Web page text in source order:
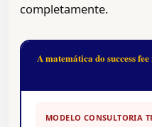
completamente.
A matemática do success
MODELO CONSULTORIA